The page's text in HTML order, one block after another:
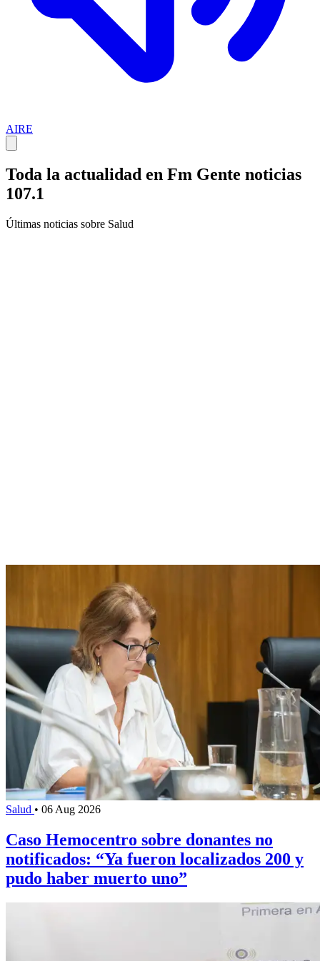
AIRE
Toda la actualidad en Fm Gente noticias
107.1
Últimas noticias sobre Salud
Salud • 06 Aug 2026
Caso Hemocentro sobre donantes no
notificados: “Ya fueron localizados 200 y
pudo haber muerto uno”